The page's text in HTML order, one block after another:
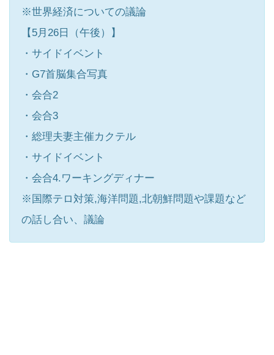
※世界経済についての議論
【5月26日（午後）】
・サイドイベント
・G7首脳集合写真
・会合2
・会合3
・総理夫妻主催カクテル
・サイドイベント
・会合4.ワーキングディナー
※国際テロ対策,海洋問題,北朝鮮問題や課題など
の話し合い、議論